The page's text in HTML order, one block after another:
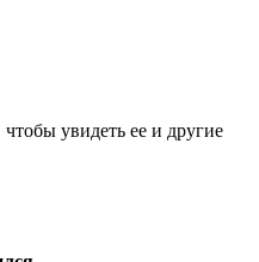
увидеть ее и другие